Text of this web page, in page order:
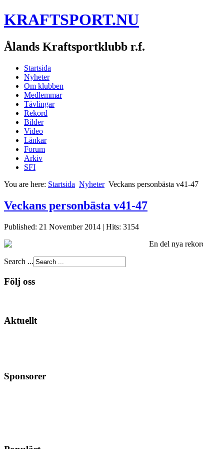
KRAFTSPORT.NU
Ålands Kraftsportklubb r.f.
Startsida
Nyheter
Om klubben
Medlemmar
Tävlingar
Rekord
Bilder
Video
Länkar
Forum
Arkiv
SFI
You are here: Startsida Nyheter Veckans personbästa v41-47
Veckans personbästa v41-47
Published: 21 November 2014 | Hits: 3154
En del nya
Search ...
Följ oss
Aktuellt
Sponsorer